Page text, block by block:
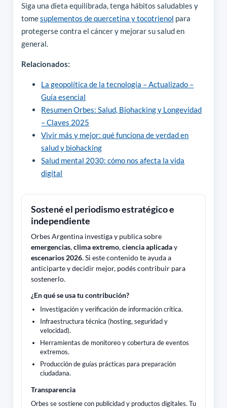
Siga una dieta equilibrada, tenga hábitos saludables y
tomesuplementos de quercetina y tocotrienol para
protegerse contra el cáncer y mejorar su salud en
general.
Relacionados:
La geopolítica de la tecnología – Actualizado –
Guía esencial
Resumen Orbes: Salud, Biohacking y Longevidad
– Claves 2025
Vivir más y mejor: qué funciona de verdad en
salud y biohacking
Salud mental 2030: cómo nos afecta la vida
digital
Sostené el periodismo estratégico e
independiente
Orbes Argentina investiga y publica sobre
emergencias,clima extremo,ciencia aplicaday
escenarios 2026. Si este contenido te ayuda a
anticiparte y decidir mejor, podés contribuir para
sostenerlo.
¿En qué se usa tu contribución?
Investigación y verificación de información crítica.
Infraestructura técnica (hosting, seguridad y
velocidad).
Herramientas de monitoreo y cobertura de eventos
extremos.
Producción de guías prácticas para preparación
ciudadana.
Transparencia
Orbes se sostiene con publicidad y productos digitales. Tu